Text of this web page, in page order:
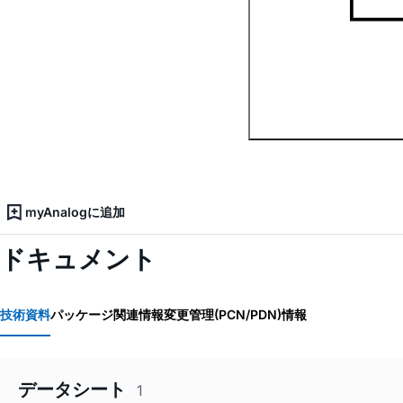
myAnalogに追加
ドキュメント
技術資料パッケージ関連情報変更管理(PCN/PDN)情報
データシート 1